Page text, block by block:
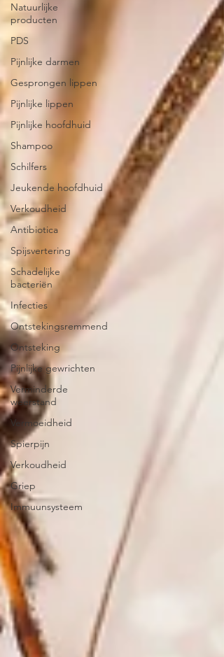
Natuurlijke
producten
PDS
Pijnlijke darmen
Gesprongen lippen
Pijnlijke lippen
Pijnlijke hoofdhuid
Shampoo
Schilfers
Jeukende hoofdhuid
Verkoudheid
Antibiotica
Spijsvertering
Schadelijke
bacteriën
Infecties
Ontstekingsremmend
Ontsteking
Pijnlijke gewrichten
Verminderde
weerstand
Vermoeidheid
Spierpijn
Verkoudheid
Griep
Immuunsysteem